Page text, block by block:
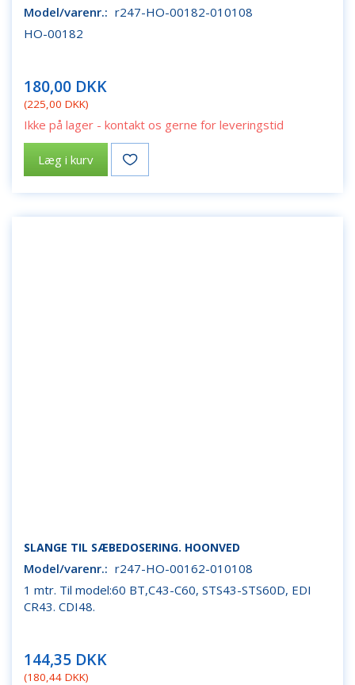
Model/varenr.: r247-HO-00182-010108
HO-00182
180,00 DKK
(225,00 DKK)
Ikke på lager - kontakt os gerne for leveringstid
Læg i kurv
SLANGE TIL SÆBEDOSERING. HOONVED
Model/varenr.: r247-HO-00162-010108
1 mtr. Til model:60 BT,C43-C60, STS43-STS60D, EDI
CR43. CDI48.
144,35 DKK
(180,44 DKK)